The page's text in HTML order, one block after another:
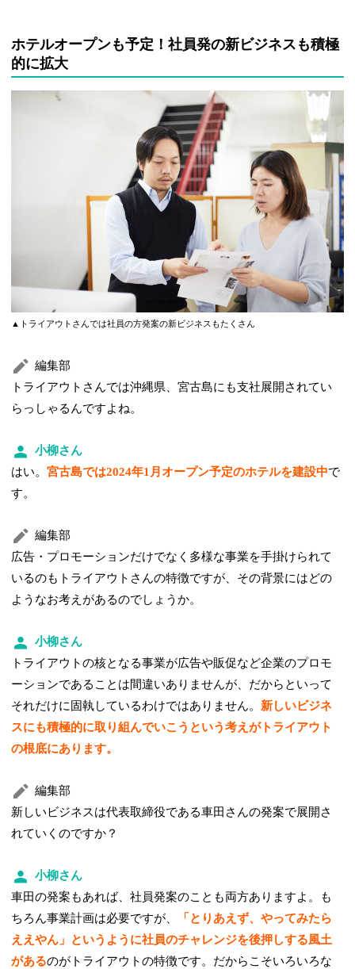
ホテルオープンも予定！社員発の新ビジネスも積極
的に拡大
▲トライアウトさんでは社員の方発案の新ビジネスもたくさん
編集部
トライアウトさんでは沖縄県、宮古島にも支社展開されてい
らっしゃるんですよね。
小柳さん
はい。宮古島では2024年1月オープン予定のホテルを建設中で
す。
編集部
広告・プロモーションだけでなく多様な事業を手掛けられて
いるのもトライアウトさんの特徴ですが、その背景にはどの
ようなお考えがあるのでしょうか。
小柳さん
トライアウトの核となる事業が広告や販促など企業のプロモ
ーションであることは間違いありませんが、だからといって
それだけに固執しているわけではありません。 新しいビジネ
スにも積極的に取り組んでいこうという考えがトライアウト
の根底にあります。
編集部
新しいビジネスは代表取締役である車田さんの発案で展開さ
れていくのですか？
小柳さん
車田の発案もあれば、社員発案のことも両方ありますよ。も
ちろん事業計画は必要ですが、
「とりあえず、やってみたら
ええやん」というように社員のチャレンジを後押しする風土
があるのがトライアウトの特徴です。だからこそいろいろな